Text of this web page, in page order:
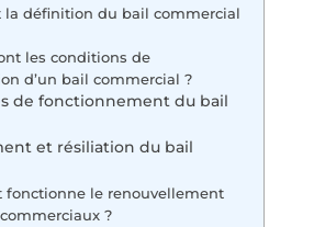
la définition du bail commercial
les conditions de
d’un bail commercial ?
de fonctionnement du bail
et résiliation du bail
fonctionne le renouvellement
?